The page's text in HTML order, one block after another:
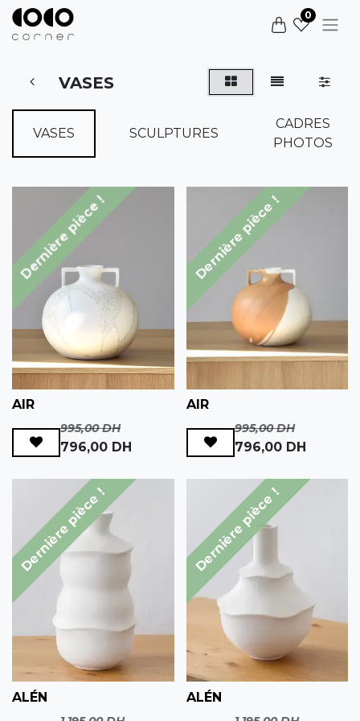
0
VASES
VASES SCULPTURES
CADRES
PHOTOS
Dernière pièce !
AIR
995,00DH
796,00 DH
Dernière pièce !
AIR
995,00DH
796,00DH
Dernière pièce !
ALÉN
Dernière pièce !
ALÉN